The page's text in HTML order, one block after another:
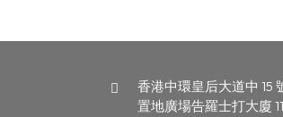
香港中環皇后大道中 15
置地廣場告羅士打大廈